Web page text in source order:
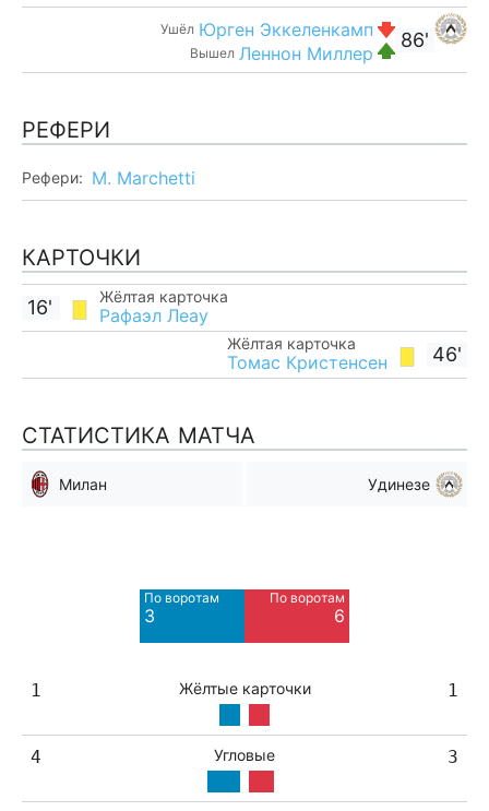
86'
Ушёл Юрген Эккеленкамп
Вышел Леннон Миллер
РЕФЕРИ
Рефери: M. Marchetti
КАРТОЧКИ
Жёлтая карточка
Рафаэл Леау
16'
46'
Жёлтая карточка
Томас Кристенсен
СТАТИСТИКА МАТЧА
Милан Удинезе
По воротам
3
По воротам
6
1 Жёлтые карточки 1
4 Угловые 3